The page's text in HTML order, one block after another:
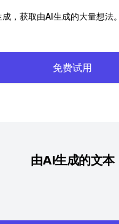
成，获取由AI生成的大量想法。
免费试用
由AI生成的文本